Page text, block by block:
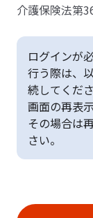
介護保険法第
ログインが
行う際は、
続してくだ
画面の再表
その場合は
さい。